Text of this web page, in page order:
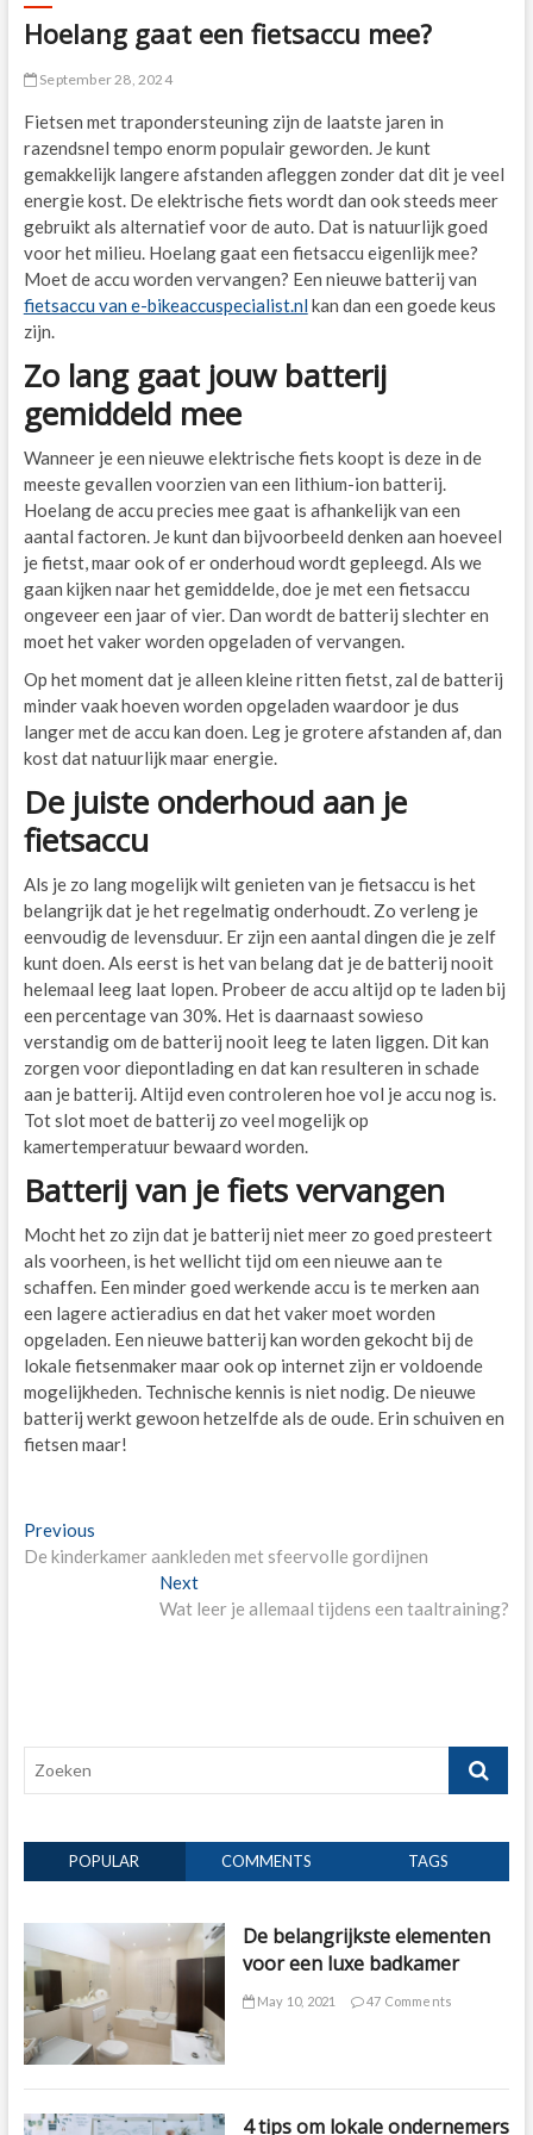
Hoelang gaat een fietsaccu mee?
September 28, 2024
Fietsen met trapondersteuning zijn de laatste jaren in
razendsnel tempo enorm populair geworden. Je kunt
gemakkelijk langere afstanden afleggen zonder dat dit je veel
energie kost. De elektrische fiets wordt dan ook steeds meer
gebruikt als alternatief voor de auto. Dat is natuurlijk goed
voor het milieu. Hoelang gaat een fietsaccu eigenlijk mee?
Moet de accu worden vervangen? Een nieuwe batterij van
fietsaccu van e-bikeaccuspecialist.nl kan dan een goede keus
zijn.
Zo lang gaat jouw batterij
gemiddeld mee
Wanneer je een nieuwe elektrische fiets koopt is deze in de
meeste gevallen voorzien van een lithium-ion batterij.
Hoelang de accu precies mee gaat is afhankelijk van een
aantal factoren. Je kunt dan bijvoorbeeld denken aan hoeveel
je fietst, maar ook of er onderhoud wordt gepleegd. Als we
gaan kijken naar het gemiddelde, doe je met een fietsaccu
ongeveer een jaar of vier. Dan wordt de batterij slechter en
moet het vaker worden opgeladen of vervangen.
Op het moment dat je alleen kleine ritten fietst, zal de batterij
minder vaak hoeven worden opgeladen waardoor je dus
langer met de accu kan doen. Leg je grotere afstanden af, dan
kost dat natuurlijk maar energie.
De juiste onderhoud aan je
fietsaccu
Als je zo lang mogelijk wilt genieten van je fietsaccu is het
belangrijk dat je het regelmatig onderhoudt. Zo verleng je
eenvoudig de levensduur. Er zijn een aantal dingen die je zelf
kunt doen. Als eerst is het van belang dat je de batterij nooit
helemaal leeg laat lopen. Probeer de accu altijd op te laden bij
een percentage van 30%. Het is daarnaast sowieso
verstandig om de batterij nooit leeg te laten liggen. Dit kan
zorgen voor diepontlading en dat kan resulteren in schade
aan je batterij. Altijd even controleren hoe vol je accu nog is.
Tot slot moet de batterij zo veel mogelijk op
kamertemperatuur bewaard worden.
Batterij van je fiets vervangen
Mocht het zo zijn dat je batterij niet meer zo goed presteert
als voorheen, is het wellicht tijd om een nieuwe aan te
schaffen. Een minder goed werkende accu is te merken aan
een lagere actieradius en dat het vaker moet worden
opgeladen. Een nieuwe batterij kan worden gekocht bij de
lokale fietsenmaker maar ook op internet zijn er voldoende
mogelijkheden. Technische kennis is niet nodig. De nieuwe
batterij werkt gewoon hetzelfde als de oude. Erin schuiven en
fietsen maar!
Post
navigation
PreviousPrevious
post:
De kinderkamer aankleden met sfeervolle gordijnen
NextNext
post:
Wat leer je allemaal tijdens een taaltraining?
Zoeken
POPULAR COMMENTS TAGS
De belangrijkste elementen
voor een luxe badkamer
May 10, 2021 47 Comments
4 tips om lokale ondernemers